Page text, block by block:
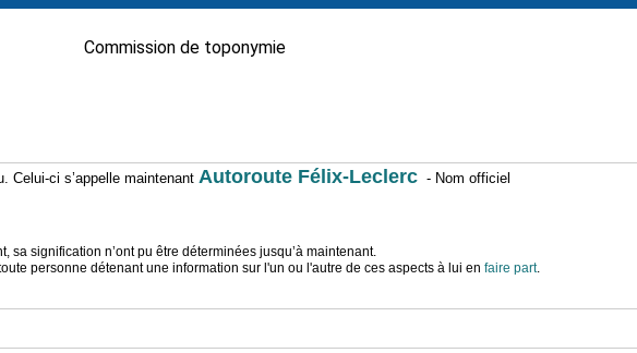
Commission de toponymie
Celui-ci s’appelle maintenant Autoroute Félix-Leclerc - Nom officiel
sa signification n’ont pu être déterminées jusqu’à maintenant.
personne détenant une information sur l'un ou l'autre de ces aspects à lui en faire part.